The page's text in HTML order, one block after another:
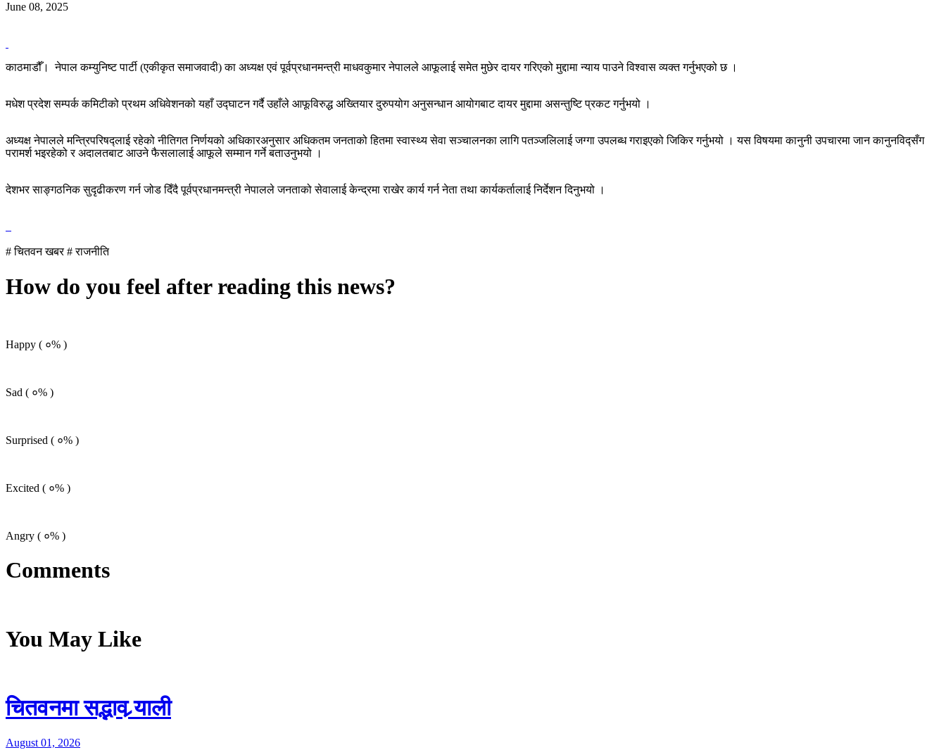
June 08, 2025
काठमाडौँ। नेपाल कम्युनिष्ट पार्टी (एकीकृत समाजवादी) का अध्यक्ष एवं पूर्वप्रधानमन्त्री माधवकुमार नेपालले आफूलाई समेत मुछेर दायर गरिएको मुद्दामा न्याय पाउने विश्वास व्यक्त गर्नुभएको छ ।
मधेश प्रदेश सम्पर्क कमिटीको प्रथम अधिवेशनको यहाँ उद्घाटन गर्दै उहाँले आफूविरुद्ध अख्तियार दुरुपयोग अनुसन्धान आयोगबाट दायर मुद्दामा असन्तुष्टि प्रकट गर्नुभयो ।
अध्यक्ष नेपालले मन्त्रिपरिषद्लाई रहेको नीतिगत निर्णयको अधिकारअनुसार अधिकतम जनताको हितमा स्वास्थ्य सेवा सञ्चालनका लागि पतञ्जलिलाई जग्गा उपलब्ध गराइएको जिकिर गर्नुभयो । यस विषयमा कानुनी उपचारमा जान कानुनविद्सँग
परामर्श भइरहेको र अदालतबाट आउने फैसलालाई आफूले सम्मान गर्ने बताउनुभयो ।
देशभर साङ्गठनिक सुदृढीकरण गर्न जोड दिँदै पूर्वप्रधानमन्त्री नेपालले जनताको सेवालाई केन्द्रमा राखेर कार्य गर्न नेता तथा कार्यकर्तालाई निर्देशन दिनुभयो ।
# चितवन खबर# राजनीति
How do you feel after reading this news?
Happy ( ०% )
Sad ( ०% )
Surprised ( ०% )
Excited ( ०% )
Angry ( ०% )
Comments
You May Like
चितवनमा सद्भाव र्‍याली
August 01, 2026